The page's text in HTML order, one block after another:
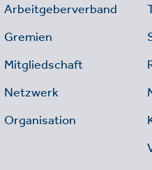
Arbeitgeberverband
Gremien
Mitgliedschaft
Netzwerk
Organisation